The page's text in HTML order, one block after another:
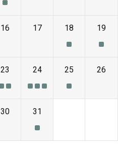
16 17 18 19
23 24 25 26
30 31